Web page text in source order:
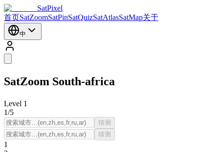
SatPixel
首页SatZoomSatPinSatQuizSatAtlasSatMap关于
中
SatZoom South-africa
Level 1
1/5
猜测
猜测
1